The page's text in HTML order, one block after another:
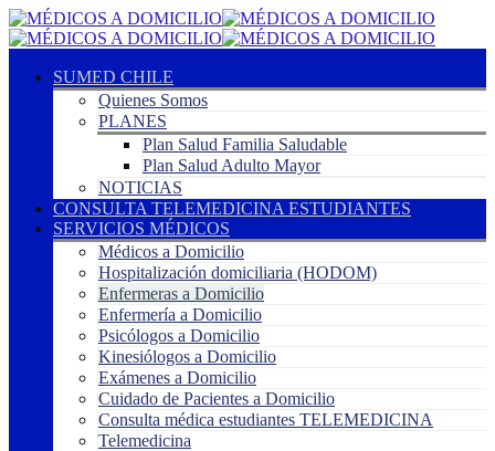
SUMED CHILE
Quienes Somos
PLANES
Plan Salud Familia Saludable
Plan Salud Adulto Mayor
NOTICIAS
CONSULTA TELEMEDICINA ESTUDIANTES
SERVICIOS MÉDICOS
Médicos a Domicilio
Hospitalización domiciliaria (HODOM)
Enfermeras a Domicilio
Enfermería a Domicilio
Psicólogos a Domicilio
Kinesiólogos a Domicilio
Exámenes a Domicilio
Cuidado de Pacientes a Domicilio
Consulta médica estudiantes TELEMEDICINA
Telemedicina